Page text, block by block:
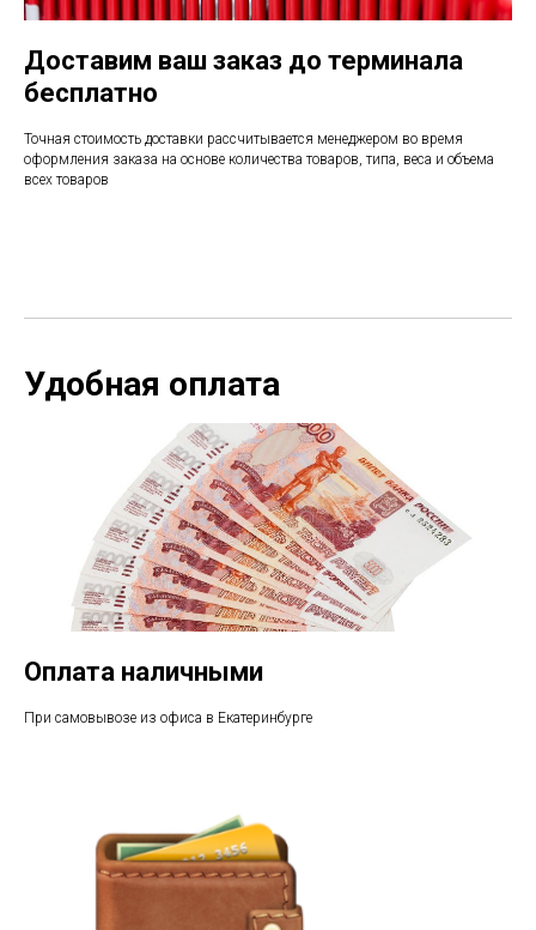
Доставим ваш заказ до терминала
бесплатно
Точная стоимость доставки рассчитывается менеджером во время
оформления заказа на основе количества товаров, типа, веса и объема
всех товаров
Удобная оплата
Оплата наличными
При самовывозе из офиса в Екатеринбурге